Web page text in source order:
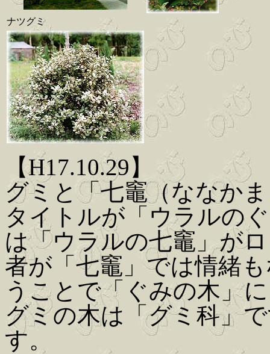
ナツグミ
【H17.10.29】
グミと「七竈（ななか
タイトルが「ウラルの
は「ウラルの七竈」が
者が「七竈」では情緒
うことで「ぐみの木」
グミの木は「グミ科」
す。